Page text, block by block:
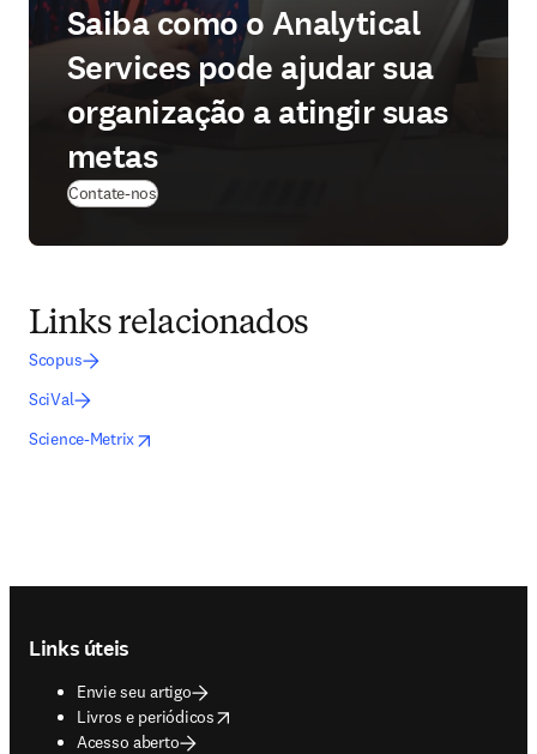
Saiba como o Analytical
Services pode ajudar sua
organização a atingir suas
metas
Contate-nos(
Links relacionados
Scopus
SciVal
Science-Metrixabre em uma nova guia/janela
opens in new tab/window
Links úteis
Envie seu artigo
Livros e periódicos
opens in new tab/window
Acesso aberto